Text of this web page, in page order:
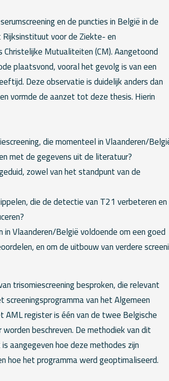
en de puncties in België in de
voor de Ziekte- en
Mutualiteiten (CM). Aangetoond
plaatsvond, vooral het gevolg is van een
Deze observatie is duidelijk anders dan
vormde de aanzet tot deze thesis. Hierin
die momenteel in Vlaanderen/
met de gegevens uit de literatuur?
zowel van het standpunt van de
die de detectie van T21 verbeteren en
Vlaanderen/België voldoende om een goed
en om de uitbouw van verdere
trisomiescreening besproken, die relevant
van het Algemeen
AML register is één van de twee Belgische
beschreven. De methodiek van dit
aangegeven hoe deze methodes zijn
het programma werd geoptimaliseerd.